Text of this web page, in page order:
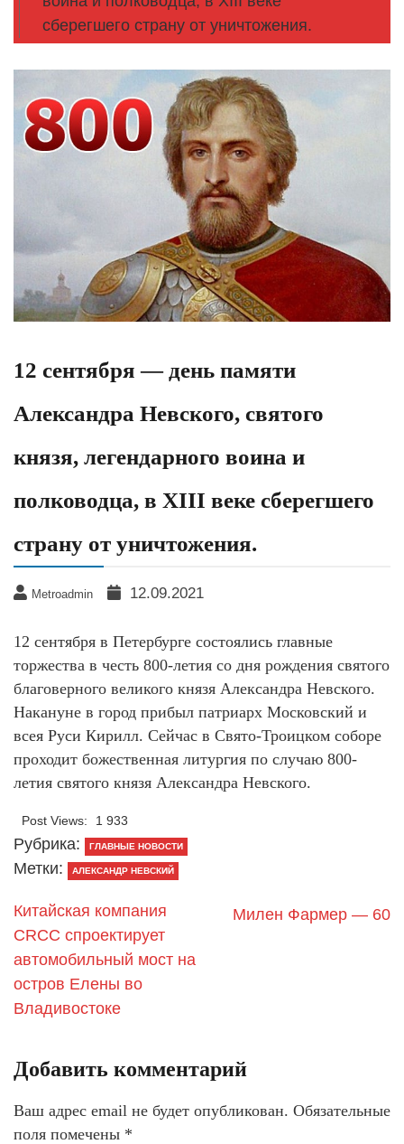
сберегшего страну от уничтожения.
12 сентября — день памяти
Александра Невского, святого
князя, легендарного воина и
полководца, в XIII веке сберегшего
страну от уничтожения.
Metroadmin 12.09.2021
12 сентября в Петербурге состоялись главные
торжества в честь 800-летия со дня рождения святого
благоверного великого князя Александра Невского.
Накануне в город прибыл патриарх Московский и
всея Руси Кирилл. Сейчас в Свято-Троицком соборе
проходит божественная литургия по случаю 800-
летия святого князя Александра Невского.
Post Views: 1 933
Рубрика: ГЛАВНЫЕ НОВОСТИ
Метки: АЛЕКСАНДР НЕВСКИЙ
Китайская компания
CRCC спроектирует
автомобильный мост на
остров Елены во
Владивостоке
Милен Фармер — 60
Добавить комментарий
Ваш адрес email не будет опубликован. Обязательные
поля помечены *